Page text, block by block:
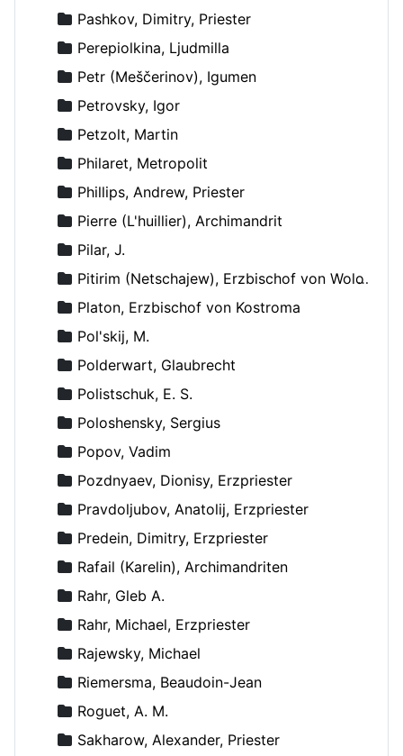
Pashkov, Dimitry, Priester
Perepiolkina, Ljudmilla
Petr (Meščerinov), Igumen
Petrovsky, Igor
Petzolt, Martin
Philaret, Metropolit
Phillips, Andrew, Priester
Pierre (L'huillier), Archimandrit
Pilar, J.
Pitirim (Netschajew), Erzbischof von Wolokolamsk und Jurjew
Platon, Erzbischof von Kostroma
Pol'skij, M.
Polderwart, Glaubrecht
Polistschuk, E. S.
Poloshensky, Sergius
Popov, Vadim
Pozdnyaev, Dionisy, Erzpriester
Pravdoljubov, Anatolij, Erzpriester
Predein, Dimitry, Erzpriester
Rafail (Karelin), Archimandriten
Rahr, Gleb A.
Rahr, Michael, Erzpriester
Rajewsky, Michael
Riemersma, Beaudoin-Jean
Roguet, A. M.
Sakharow, Alexander, Priester